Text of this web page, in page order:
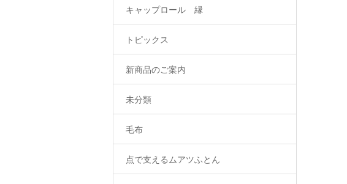
キャップロール 縁
トピックス
新商品のご案内
未分類
毛布
点で支えるムアツふとん